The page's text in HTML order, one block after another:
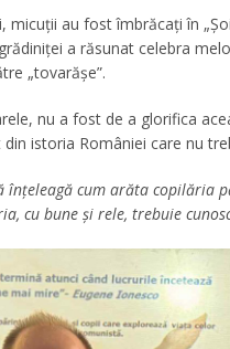
micuții au fost îmbrăcați în
a răsunat celebra
„tovarășe”.
nu a fost de a glorifica
istoria României care nu
înțeleagă cum arăta
cu bune și rele, trebuie